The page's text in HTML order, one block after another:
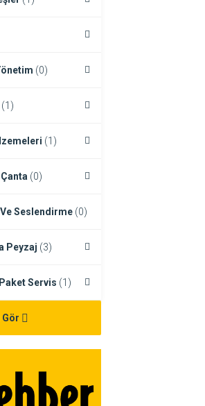
(0)
(1)
(1)
(0)
Ve Seslendirme (0)
Peyzaj (3)
Paket Servis (1)
Gör